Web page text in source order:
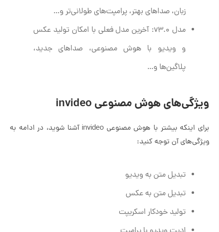
زبان، صداهای بهتر، پرامپت‌های طولانی‌تر و…
مدل v3.0: آخرین مدل فعلی با امکان تولید عکس
و ویدیو با هوش مصنوعی، صداهای جدید،
پلاگین‌ها و…
ویژگی‌های هوش مصنوعی invideo
برای اینکه بیشتر با هوش مصنوعی invideo آشنا شوید، در ادامه به
ویژگی‌های آن توجه کنید:
تبدیل متن به ویدیو
تبدیل متن به عکس
تولید خودکار اسکریپت